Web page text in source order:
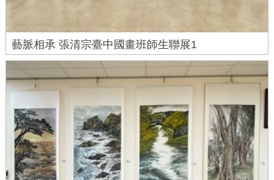
藝脈相承 張清宗臺中國畫班師生聯展1